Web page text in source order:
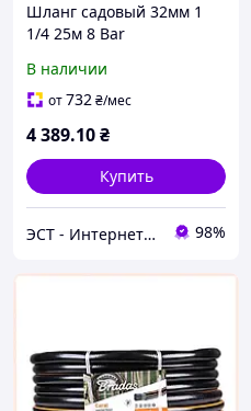
Шланг садовый 32мм 1
1/4 25м 8 Bar
Польша
В наличии
от732₴/мес
4 389.10₴
Купить
ЭСТ - Интернет-магазин 98%